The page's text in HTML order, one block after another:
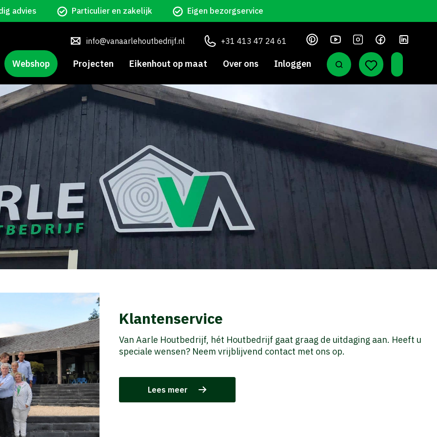
advies Particulier en zakelijk Eigen bezorgservice
info@vanaarlehoutbedrijf.nl +31 413 47 24 61
Webshop Projecten Eikenhout op maat Over ons Inloggen
Klantenservice
Van Aarle Houtbedrijf, hét Houtbedrijf gaat graag de uitdaging aan. Heeft u
speciale wensen? Neem vrijblijvend contact met ons op.
Lees meer